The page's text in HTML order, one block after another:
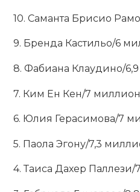
10. Саманта Брисио
9. Бренда Кастильо/6
8. Фабиана Клаудино/
7. Ким Ен Кен/7
6. Юлия Герасимова/7
5. Паола Эгону/7,3
4. Таиса Дахер